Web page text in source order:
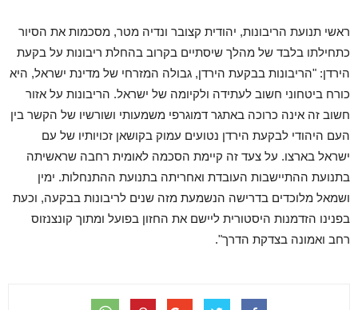
ראשי תנועת הריבונות, יהודית קצובר ונדיה מטר, מסכמות את הסיור
כתחילתו בלבד של מהלך שיסתיים בקרוב בהחלת ריבונות על בקעת
הירדן: "הריבונות בבקעת הירדן, גבולה המזרחי של מדינת ישראל, היא
כורח ביטחוני חשוב לעתידה ולקיומה של ישראל. הריבונות על אזור
חשוב זה אינה כרוכה באתגר דמוגרפי משמעותי ושורשיו של הקשר בין
העם היהודי לבקעת הירדן נטועים עמוק בקושאן זכויותיו של עם
ישראל בארצו. על צעד זה קיימת הסכמה לאומית רחבה שראשיתה
בתנועת ההתיישבות העובדת ואחריתה בתנועת ההתנחלות. ימין
ושמאל מלוכדים בדרישה הנשמעת מזה שנים לריבונות בבקעה, וכעת
בפנינו הזדמנות היסטורית ליישם את החזון בפועל ומתוך קונצנזוס
רחב ואמונה בצדקת הדרך".